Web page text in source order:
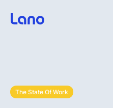
The State Of Work
¿Por qué Lano?